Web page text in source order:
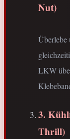
Nut)
Überlebe
LKW
3.
Thrill)